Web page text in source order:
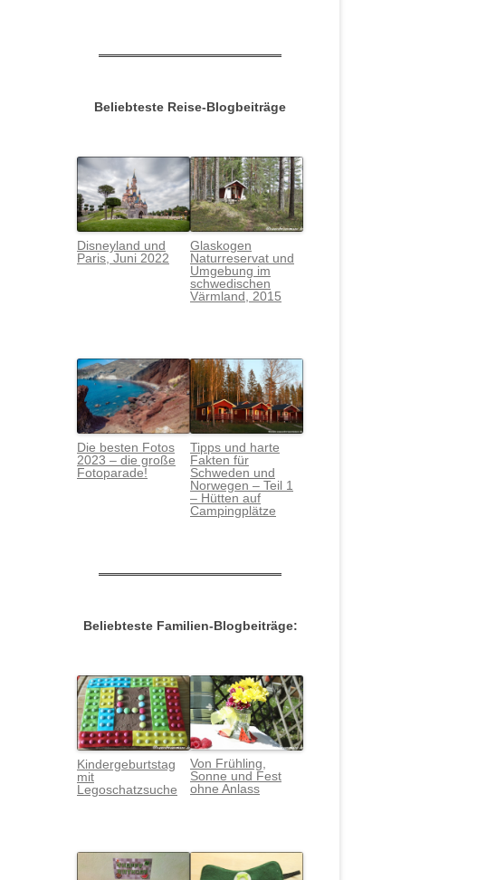
Beliebteste Reise-Blogbeiträge
Disneyland und
Paris, Juni 2022
Glaskogen
Naturreservat und
Umgebung im
schwedischen
Värmland, 2015
Die besten Fotos
2023 – die große
Fotoparade!
Tipps und harte
Fakten für
Schweden und
Norwegen – Teil 1
– Hütten auf
Campingplätze
Beliebteste Familien-Blogbeiträge:
Kindergeburtstag
mit
Legoschatzsuche
Von Frühling,
Sonne und Fest
ohne Anlass